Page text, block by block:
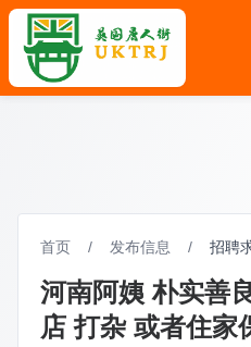
首页 / 发布信息 / 招聘
河南阿姨 朴实善
店 打杂 或者住家